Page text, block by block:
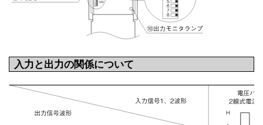
入力と出力の関係について